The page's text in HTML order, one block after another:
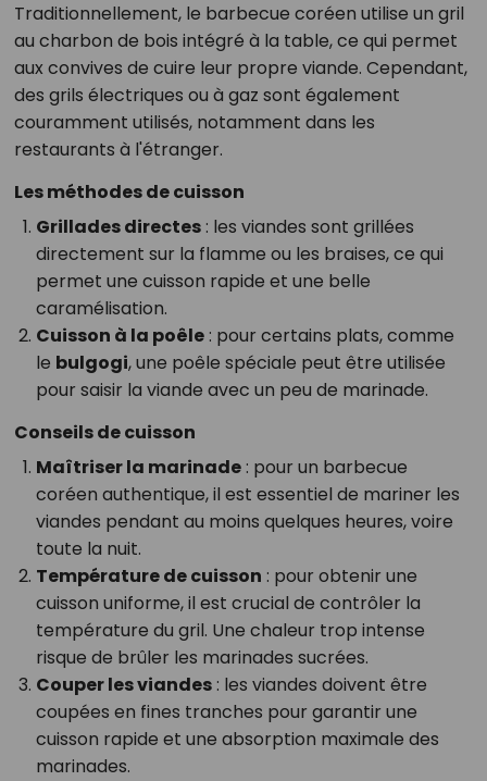
Traditionnellement, le barbecue coréen utilise un gril
au charbon de bois intégré à la table, ce qui permet
aux convives de cuire leur propre viande. Cependant,
des grils électriques ou à gaz sont également
couramment utilisés, notamment dans les
restaurants à l'étranger.
Les méthodes de cuisson
Grillades directes: les viandes sont grillées
directement sur la flamme ou les braises, ce qui
permet une cuisson rapide et une belle
caramélisation.
Cuisson à la poêle: pour certains plats, comme
le bulgogi, une poêle spéciale peut être utilisée
pour saisir la viande avec un peu de marinade.
Conseils de cuisson
Maîtriser la marinade: pour un barbecue
coréen authentique, il est essentiel de mariner les
viandes pendant au moins quelques heures, voire
toute la nuit.
Température de cuisson : pour obtenir une
cuisson uniforme, il est crucial de contrôler la
température du gril. Une chaleur trop intense
risque de brûler les marinades sucrées.
Couper les viandes: les viandes doivent être
coupées en fines tranches pour garantir une
cuisson rapide et une absorption maximale des
marinades.